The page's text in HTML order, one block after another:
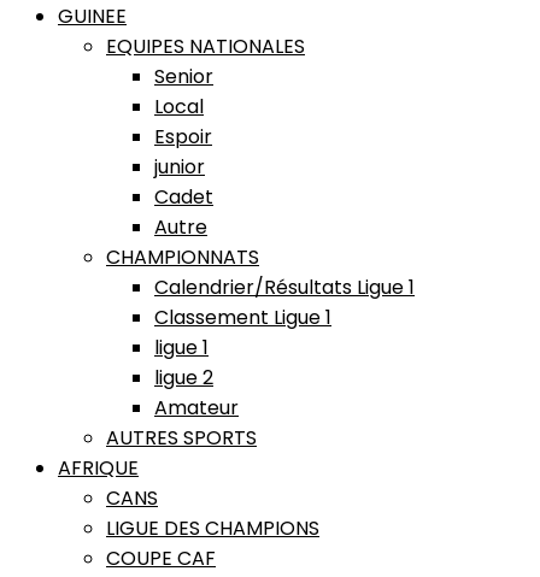
GUINEE
EQUIPES NATIONALES
Senior
Local
Espoir
junior
Cadet
Autre
CHAMPIONNATS
Calendrier/Résultats Ligue 1
Classement Ligue 1
ligue 1
ligue 2
Amateur
AUTRES SPORTS
AFRIQUE
CANS
LIGUE DES CHAMPIONS
COUPE CAF